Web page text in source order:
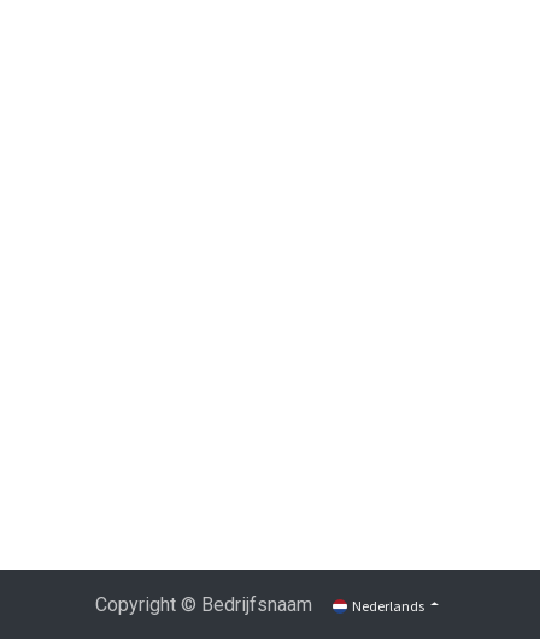
Copyright © Bedrijfsnaam Nederlands